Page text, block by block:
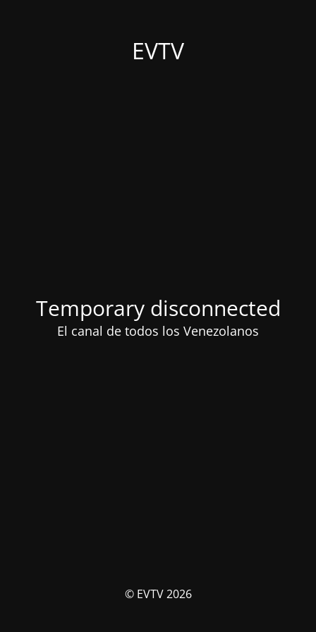
EVTV
Temporary disconnected
El canal de todos los Venezolanos
© EVTV 2026